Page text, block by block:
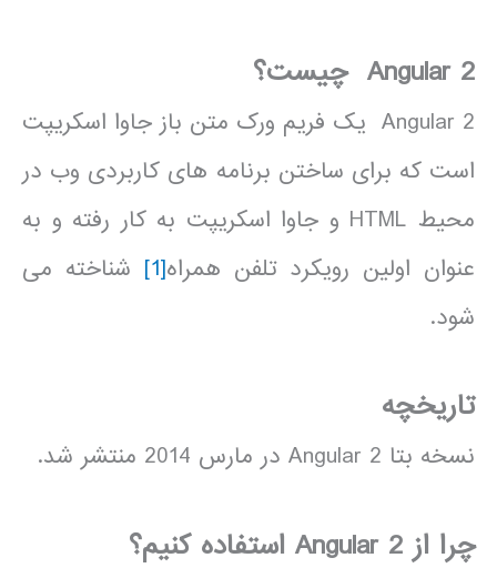
Angular 2 چیست؟
Angular 2 یک فریم ورک متن باز جاوا اسکریپت
است که برای ساختن برنامه های کاربردی وب در
محیط HTML و جاوا اسکریپت به کار رفته و به
عنوان اولین رویکرد تلفن همراه[1]
شناخته می
شود.
تاریخچه
نسخه بتا Angular 2 در مارس 2014 منتشر شد.
چرا از Angular 2 استفاده کنیم؟